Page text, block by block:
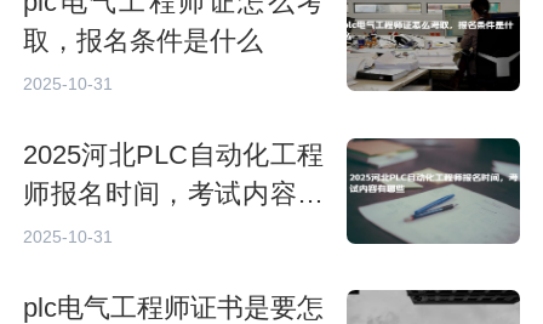
取，报名条件是什么
2025-10-31
2025河北PLC自动化工程
师报名时间，考试内容有
哪些
2025-10-31
plc电气工程师证书是要怎